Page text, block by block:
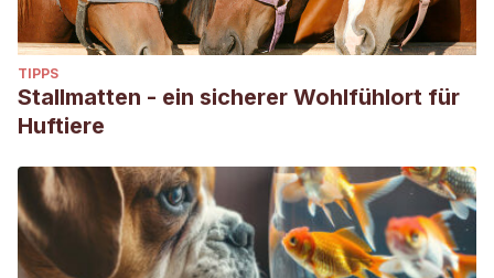
Publications
, 452(1), 211-259.
https://www.lyellcollection.org/doi/abs/10.1144/sp452.16
Ellis, S. & Talukdar, B. 2019. Rhinoceros unicornis.
Red List of Threatened Species 2019
https://dx.doi.org/10.2305/IUCN.UK.2019-
3.RLTS.T19496A18494149.en
Fischer, L. P. (2011). The unicorn and the unicorn horn
among apothecaries and physicians.Histoire des Sciences
TIPPS
Stallmatten - ein sicherer Wohlfühlort für
Huftiere